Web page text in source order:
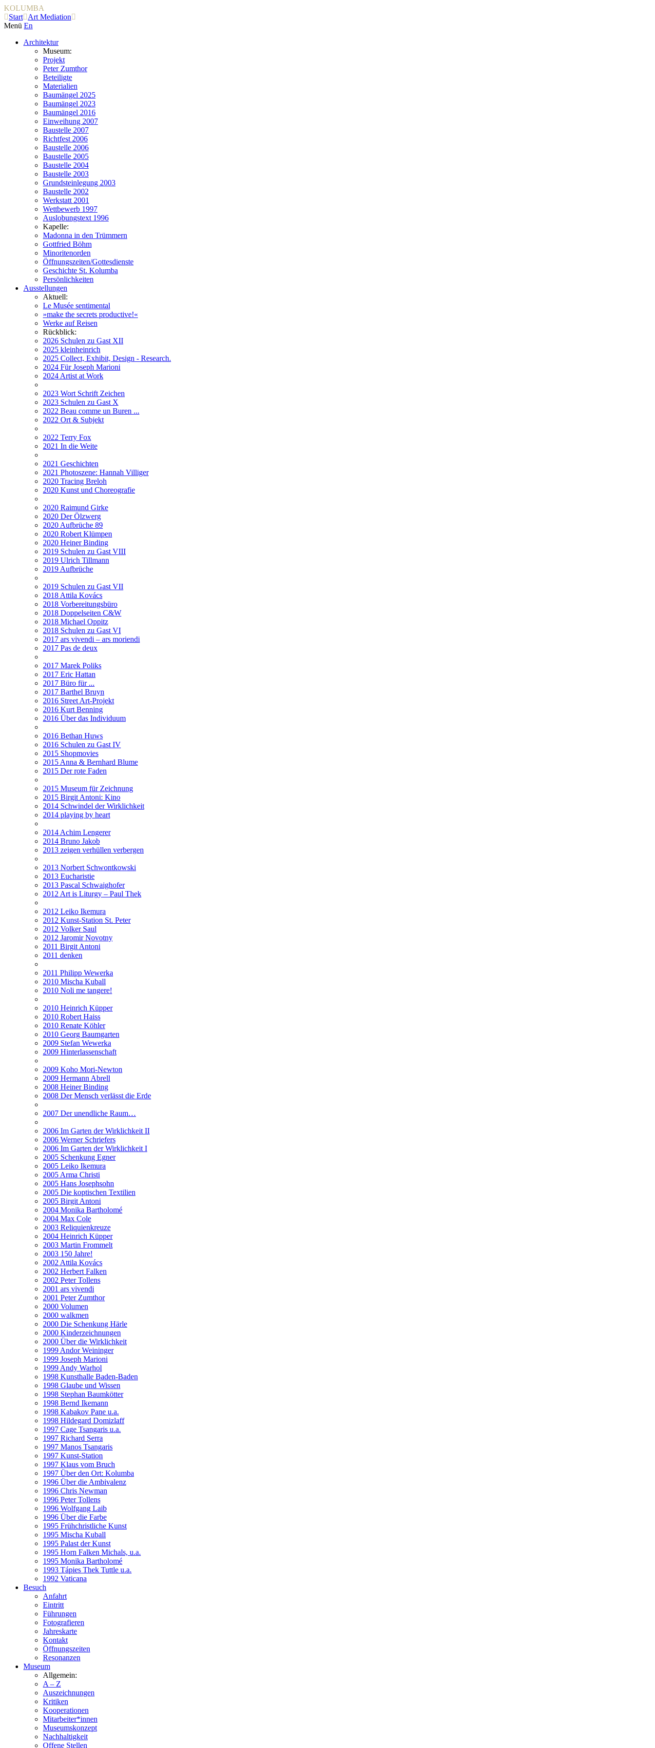
KOLUMBA
Start
Art Mediation
Menü En
Architektur
Museum:
Projekt
Peter Zumthor
Beteiligte
Materialien
Baumängel 2025
Baumängel 2023
Baumängel 2016
Einweihung 2007
Baustelle 2007
Richtfest 2006
Baustelle 2006
Baustelle 2005
Baustelle 2004
Baustelle 2003
Grundsteinlegung 2003
Baustelle 2002
Werkstatt 2001
Wettbewerb 1997
Auslobungstext 1996
Kapelle:
Madonna in den Trümmern
Gottfried Böhm
Minoritenorden
Öffnungszeiten/Gottesdienste
Geschichte St. Kolumba
Persönlichkeiten
Ausstellungen
Aktuell:
Le Musée sentimental
»make the secrets productive!«
Werke auf Reisen
Rückblick:
2026 Schulen zu Gast XII
2025 kleinheinrich
2025 Collect, Exhibit, Design - Research.
2024 Für Joseph Marioni
2024 Artist at Work
2023 Wort Schrift Zeichen
2023 Schulen zu Gast X
2022 Beau comme un Buren ...
2022 Ort & Subjekt
2022 Terry Fox
2021 In die Weite
2021 Geschichten
2021 Photoszene: Hannah Villiger
2020 Tracing Breloh
2020 Kunst und Choreografie
2020 Raimund Girke
2020 Der Ölzwerg
2020 Aufbrüche 89
2020 Robert Klümpen
2020 Heiner Binding
2019 Schulen zu Gast VIII
2019 Ulrich Tillmann
2019 Aufbrüche
2019 Schulen zu Gast VII
2018 Attila Kovács
2018 Vorbereitungsbüro
2018 Doppelseiten C&W
2018 Michael Oppitz
2018 Schulen zu Gast VI
2017 ars vivendi – ars moriendi
2017 Pas de deux
2017 Marek Poliks
2017 Eric Hattan
2017 Büro für ...
2017 Barthel Bruyn
2016 Street Art-Projekt
2016 Kurt Benning
2016 Über das Individuum
2016 Bethan Huws
2016 Schulen zu Gast IV
2015 Shopmovies
2015 Anna & Bernhard Blume
2015 Der rote Faden
2015 Museum für Zeichnung
2015 Birgit Antoni: Kino
2014 Schwindel der Wirklichkeit
2014 playing by heart
2014 Achim Lengerer
2014 Bruno Jakob
2013 zeigen verhüllen verbergen
2013 Norbert Schwontkowski
2013 Eucharistie
2013 Pascal Schwaighofer
2012 Art is Liturgy – Paul Thek
2012 Leiko Ikemura
2012 Kunst-Station St. Peter
2012 Volker Saul
2012 Jaromir Novotny
2011 Birgit Antoni
2011 denken
2011 Philipp Wewerka
2010 Mischa Kuball
2010 Noli me tangere!
2010 Heinrich Küpper
2010 Robert Haiss
2010 Renate Köhler
2010 Georg Baumgarten
2009 Stefan Wewerka
2009 Hinterlassenschaft
2009 Koho Mori-Newton
2009 Hermann Abrell
2008 Heiner Binding
2008 Der Mensch verlässt die Erde
2007 Der unendliche Raum…
2006 Im Garten der Wirklichkeit II
2006 Werner Schriefers
2006 Im Garten der Wirklichkeit I
2005 Schenkung Egner
2005 Leiko Ikemura
2005 Arma Christi
2005 Hans Josephsohn
2005 Die koptischen Textilien
2005 Birgit Antoni
2004 Monika Bartholomé
2004 Max Cole
2003 Reliquienkreuze
2004 Heinrich Küpper
2003 Martin Frommelt
2003 150 Jahre!
2002 Attila Kovács
2002 Herbert Falken
2002 Peter Tollens
2001 ars vivendi
2001 Peter Zumthor
2000 Volumen
2000 walkmen
2000 Die Schenkung Härle
2000 Kinderzeichnungen
2000 Über die Wirklichkeit
1999 Andor Weininger
1999 Joseph Marioni
1999 Andy Warhol
1998 Kunsthalle Baden-Baden
1998 Glaube und Wissen
1998 Stephan Baumkötter
1998 Bernd Ikemann
1998 Kabakov Pane u.a.
1998 Hildegard Domizlaff
1997 Cage Tsangaris u.a.
1997 Richard Serra
1997 Manos Tsangaris
1997 Kunst-Station
1997 Klaus vom Bruch
1997 Über den Ort: Kolumba
1996 Über die Ambivalenz
1996 Chris Newman
1996 Peter Tollens
1996 Wolfgang Laib
1996 Über die Farbe
1995 Frühchristliche Kunst
1995 Mischa Kuball
1995 Palast der Kunst
1995 Horn Falken Michals, u.a.
1995 Monika Bartholomé
1993 Tápies Thek Tuttle u.a.
1992 Vaticana
Besuch
Anfahrt
Eintritt
Führungen
Fotografieren
Jahreskarte
Kontakt
Öffnungszeiten
Resonanzen
Museum
Allgemein:
A – Z
Auszeichnungen
Kritiken
Kooperationen
Mitarbeiter*innen
Museumskonzept
Nachhaltigkeit
Offene Stellen